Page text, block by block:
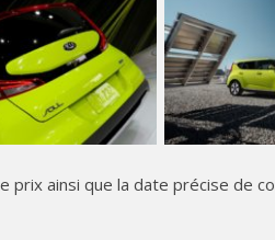
prix ainsi que la date précise de